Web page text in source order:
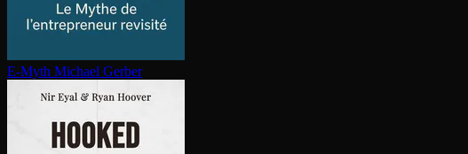
E-Myth Michael Gerber